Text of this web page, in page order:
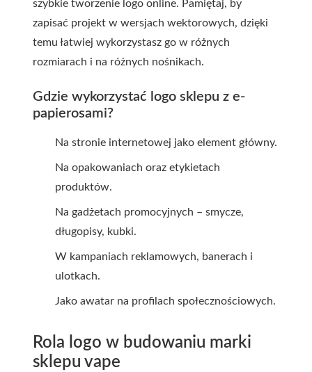
szybkie tworzenie logo online. Pamiętaj, by
zapisać projekt w wersjach wektorowych, dzięki
temu łatwiej wykorzystasz go w różnych
rozmiarach i na różnych nośnikach.
Gdzie wykorzystać logo sklepu z e-
papierosami?
Na stronie internetowej jako element główny.
Na opakowaniach oraz etykietach
produktów.
Na gadżetach promocyjnych – smycze,
długopisy, kubki.
W kampaniach reklamowych, banerach i
ulotkach.
Jako awatar na profilach społecznościowych.
Rola logo w budowaniu marki
sklepu vape